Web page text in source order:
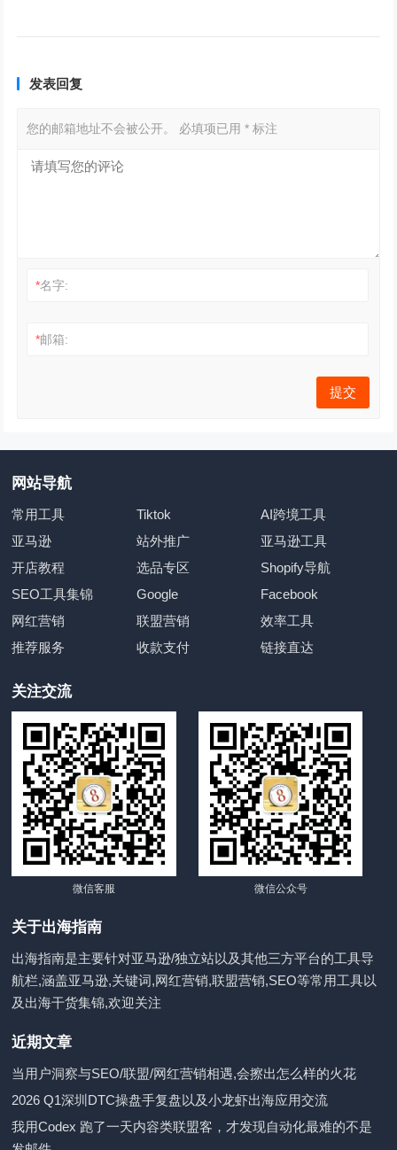
发表回复
您的邮箱地址不会被公开。 必填项已用* 标注
*名字:
*邮箱:
网站导航
常用工具 Tiktok
AI跨境工具
亚马逊
站外推广
亚马逊工具
开店教程
选品专区
Shopify导航
SEO工具集锦
Google
Facebook
网红营销
联盟营销
效率工具
推荐服务
收款支付 链接直达
关注交流
微信客服 微信公众号
关于出海指南
出海指南是主要针对亚马逊/独立站以及其他三方平台的工具导
航栏,涵盖亚马逊,关键词,网红营销,联盟营销,SEO等常用工具以
及出海干货集锦,欢迎关注
近期文章
当用户洞察与SEO/联盟/网红营销相遇,会擦出怎么样的火花
2026 Q1深圳DTC操盘手复盘以及小龙虾出海应用交流
我用Codex 跑了一天内容类联盟客，才发现自动化最难的不是